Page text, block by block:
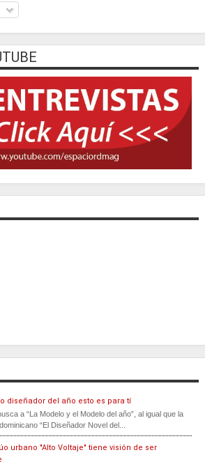
diseñador del año esto es para tí
a “La Modelo y el Modelo del año”, al igual que la
“El Diseñador Novel del...
urbano "Alto Voltaje" tiene visión de ser